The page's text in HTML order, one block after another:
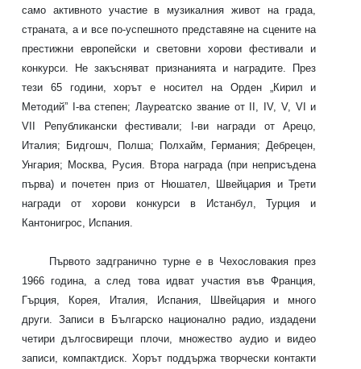
само активното участие в музикалния живот на града,
страната, а и все по-успешното представяне на сцените на
престижни европейски и световни хорови фестивали и
конкурси. Не закъсняват признанията и наградите. През
тези 65 години, хорът е носител на Орден „Кирил и
Методий” I-ва степен; Лауреатско звание от II, IV, V, VI и
VII Републикански фестивали; I-ви награди от Арецо,
Италия; Бидгошч, Полша; Полхайм, Германия; Дебрецен,
Унгария; Москва, Русия. Втора награда (при неприсъдена
първа) и почетен приз от Нюшател, Швейцария и Трети
награди от хорови конкурси в Истанбул, Турция и
Кантонигрос, Испания.
Първото задгранично турне е в Чехословакия през
1966 година, а след това идват участия във Франция,
Гърция, Корея, Италия, Испания, Швейцария и много
други. Записи в Българско национално радио, издадени
четири дългосвирещи плочи, множество аудио и видео
записи, компактдиск. Хорът поддържа творчески контакти